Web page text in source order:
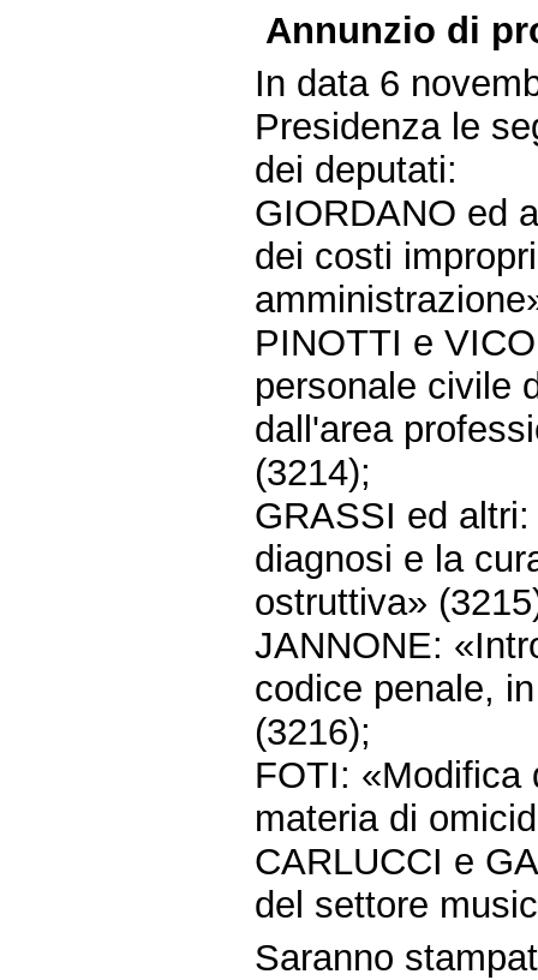
Annunzio di
In data 6
Presidenza le
dei deputati:
GIORDANO ed
dei costi
PINOTTI e
personale civile
dall'area
(3214);
GRASSI ed
diagnosi e la
ostruttiva»
JANNONE:
codice penale,
(3216);
FOTI: «Modifica
materia di
CARLUCCI e
del settore
Saranno